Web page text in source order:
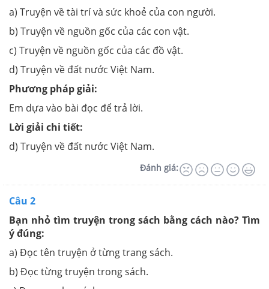
a) Truyện về tài trí và sức khoẻ của con người.
b) Truyện về nguồn gốc của các con vật.
c) Truyện về nguồn gốc của các đồ vật.
d) Truyện về đất nước Việt Nam.
Phương pháp giải:
Em dựa vào bài đọc để trả lời.
Lời giải chi tiết:
d) Truyện về đất nước Việt Nam.
Đánh giá:
Câu 2
Bạn nhỏ tìm truyện trong sách bằng cách nào? Tìm
ý đúng:
a) Đọc tên truyện ở từng trang sách.
b) Đọc từng truyện trong sách.